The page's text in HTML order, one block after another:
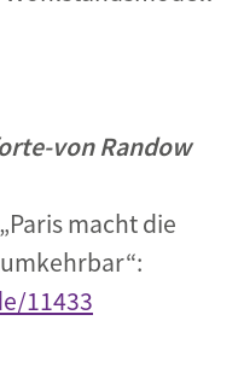
von Randow
macht die
11433